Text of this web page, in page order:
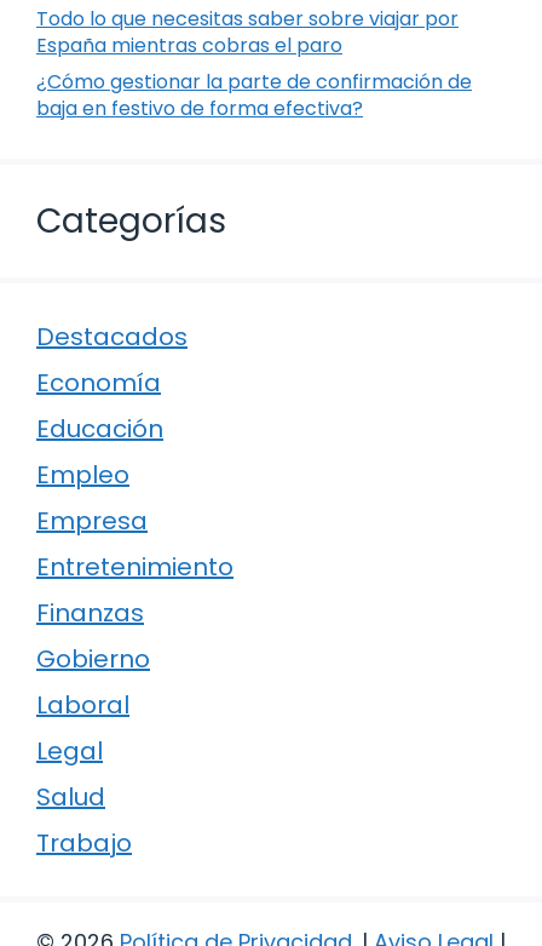
Todo lo que necesitas saber sobre viajar por
España mientras cobras el paro
¿Cómo gestionar la parte de confirmación de
baja en festivo de forma efectiva?
Categorías
Destacados
Economía
Educación
Empleo
Empresa
Entretenimiento
Finanzas
Gobierno
Laboral
Legal
Salud
Trabajo